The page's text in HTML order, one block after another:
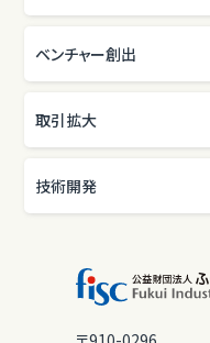
ベンチャー創出
取引拡大
技術開発